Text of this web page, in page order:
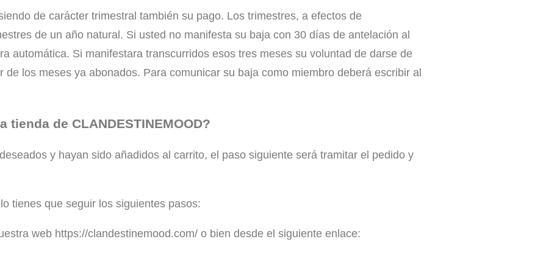
de carácter trimestral también su pago. Los trimestres, a efectos de
de un año natural. Si usted no manifesta su baja con 30 días de antelación al
automática. Si manifestara transcurridos esos tres meses su voluntad de darse de
los meses ya abonados. Para comunicar su baja como miembro deberá escribir al
de CLANDESTINEMOOD?
y hayan sido añadidos al carrito, el paso siguiente será tramitar el pedido y
tienes que seguir los siguientes pasos:
web https://clandestinemood.com/ o bien desde el siguiente enlace: